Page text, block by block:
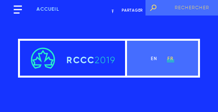
ACCUEIL PARTAGER
EN FR